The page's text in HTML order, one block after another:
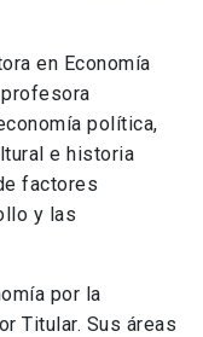
en Economía
política,
e historia
factores
y las
por la
Titular. Sus áreas